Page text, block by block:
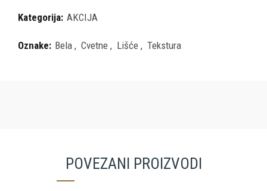
Kategorija: AKCIJA
Oznake: Bela , Cvetne , Lišće , Tekstura
POVEZANI PROIZVODI